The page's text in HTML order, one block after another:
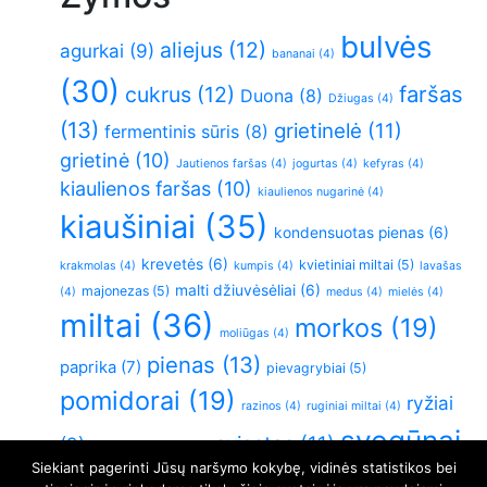
agurkai (9) aliejus (12) bananai (4)
bulvės
(30) cukrus (12) Duona (8) Džiugas (4) faršas
(13) fermentinis sūris (8) grietinelė (11)
grietinė (10) Jautienos faršas (4) jogurtas (4) kefyras (4)
kiaulienos faršas (10) kiaulienos nugarinė (4)
kiaušiniai (35) kondensuotas pienas (6)
krakmolas (4) krevetės (6) kumpis (4) kvietiniai miltai (5) lavašas
(4) majonezas (5) malti džiuvėsėliai (6) medus (4) mielės (4)
miltai (36) moliūgas (4) morkos (19)
paprika (7) pienas (13) pievagrybiai (5)
pomidorai (19) razinos (4) ruginiai miltai (4) ryžiai
(9)
sviestas(11) svogūnai
Siekiant pagerinti Jūsų naršymo kokybę, vidinės statistikos bei